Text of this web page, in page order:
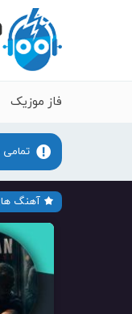
فاز موزیک
تمامی
آهنگ